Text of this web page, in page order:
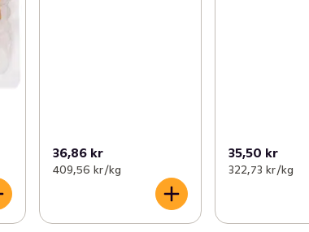
36,86 kr
409,56 kr /kg
35,50 kr
322,73 kr /kg